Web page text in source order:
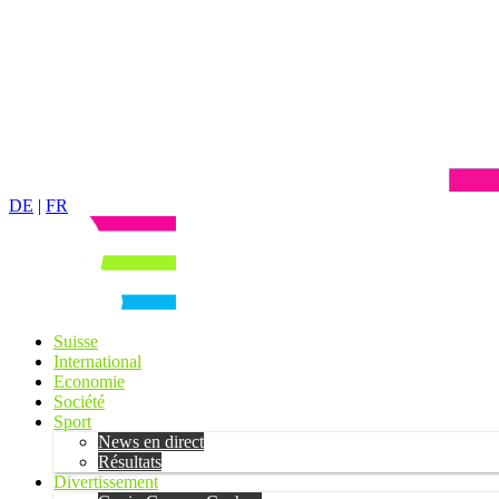
DE | FR
Suisse
International
Economie
Société
Sport
News en direct
Résultats
Divertissement